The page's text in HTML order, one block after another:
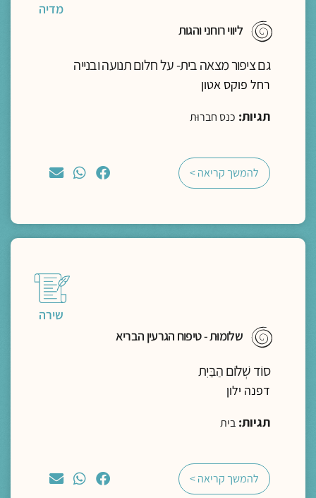
מדיה
ליווי רוחני והגות
גם ציפור מצאה בית- על חלום תנועה ובנייה
רחל פוקס אטון
תגיות: כנס חברוּת
להמשך קריאה >
שירה
שלומוּת - טיפוח הגרעין הבריא
סוֹד שְׁלוֹם הַבַּיִת
דפנה ילון
תגיות: בית
להמשך קריאה >